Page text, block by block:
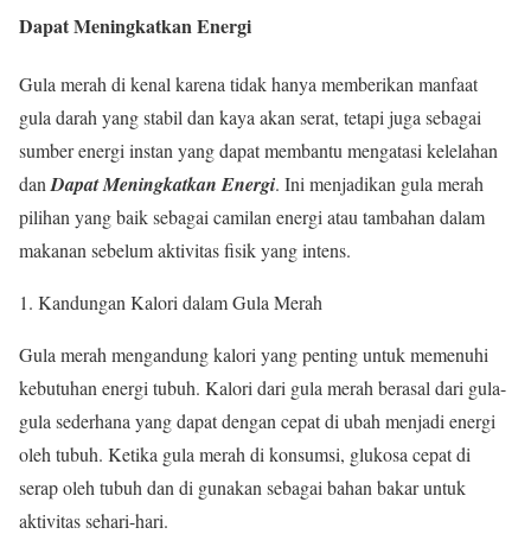
Dapat Meningkatkan Energi
Gula merah di kenal karena tidak hanya memberikan manfaat
gula darah yang stabil dan kaya akan serat, tetapi juga sebagai
sumber energi instan yang dapat membantu mengatasi kelelahan
dan Dapat Meningkatkan Energi. Ini menjadikan gula merah
pilihan yang baik sebagai camilan energi atau tambahan dalam
makanan sebelum aktivitas fisik yang intens.
1. Kandungan Kalori dalam Gula Merah
Gula merah mengandung kalori yang penting untuk memenuhi
kebutuhan energi tubuh. Kalori dari gula merah berasal dari gula-
gula sederhana yang dapat dengan cepat di ubah menjadi energi
oleh tubuh. Ketika gula merah di konsumsi, glukosa cepat di
serap oleh tubuh dan di gunakan sebagai bahan bakar untuk
aktivitas sehari-hari.